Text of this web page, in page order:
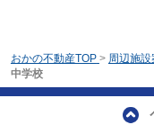
おかの不動産TOP > 周辺施設
中学校